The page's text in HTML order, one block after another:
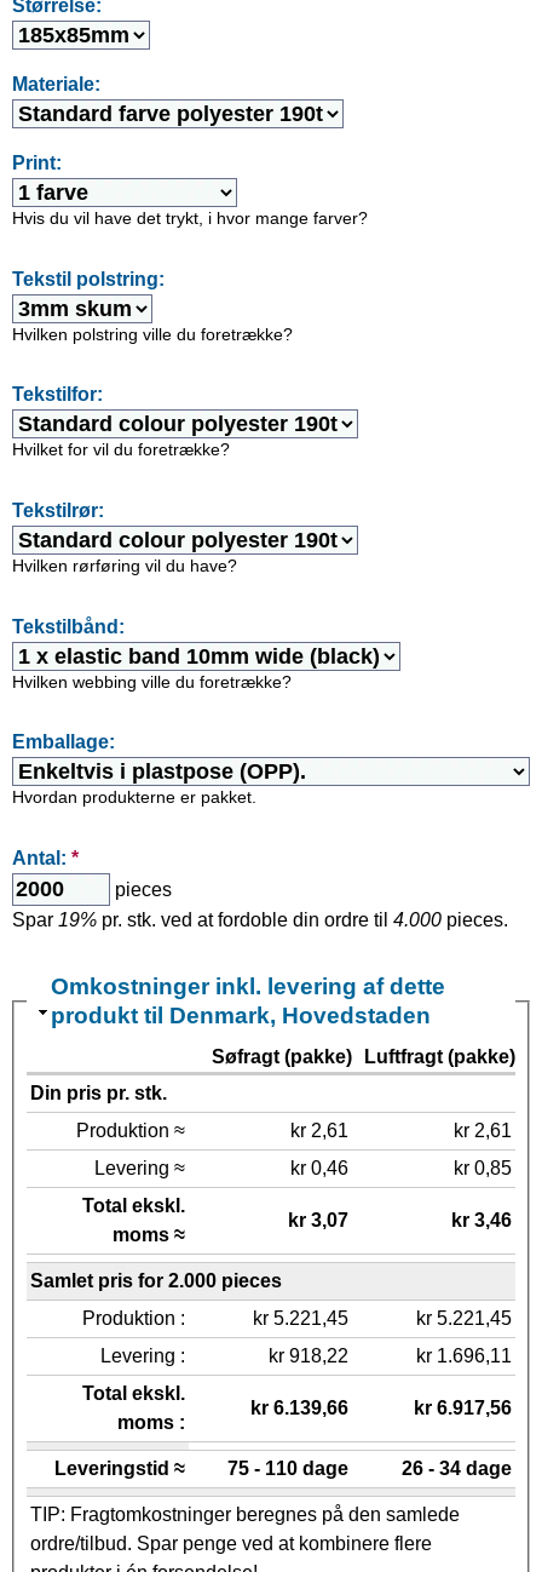
Størrelse:
Materiale:
Print:
Hvis du vil have det trykt, i hvor mange farver?
Tekstil polstring:
Hvilken polstring ville du foretrække?
Tekstilfor:
Hvilket for vil du foretrække?
Tekstilrør:
Hvilken rørføring vil du have?
Tekstilbånd:
Hvilken webbing ville du foretrække?
Emballage:
Hvordan produkterne er pakket.
Antal: *
pieces
Spar 19% pr. stk. ved at fordoble din ordre til 4.000 pieces.
Omkostninger inkl. levering af dette
produkt til Denmark, Hovedstaden
Søfragt (pakke)
Luftfragt (pakke)
Din pris pr. stk.
Produktion ≈
kr 2,61
kr 2,61
Levering ≈
kr 0,46
kr 0,85
Total ekskl.
moms ≈
kr 3,07 kr 3,46
Samlet pris for 2.000 pieces
Produktion :
kr 5.221,45
kr 5.221,45
Levering :
kr 918,22
kr 1.696,11
Total ekskl.
moms :
kr 6.139,66 kr 6.917,56
Leveringstid ≈ 75 - 110 dage 26 - 34 dage
TIP: Fragtomkostninger beregnes på den samlede
ordre/tilbud. Spar penge ved at kombinere flere